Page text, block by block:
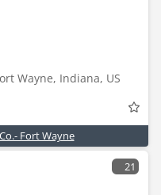
Wayne, Indiana, US
Fort Wayne
21